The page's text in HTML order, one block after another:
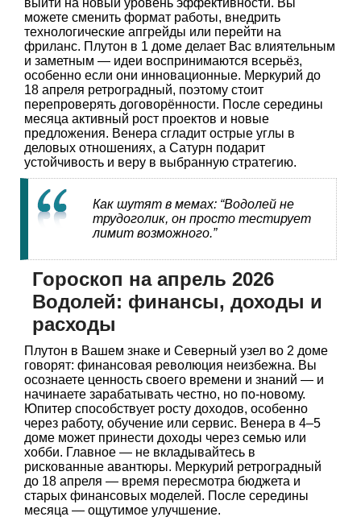
выйти на новый уровень эффективности. Вы
можете сменить формат работы, внедрить
технологические апгрейды или перейти на
фриланс. Плутон в 1 доме делает Вас влиятельным
и заметным — идеи воспринимаются всерьёз,
особенно если они инновационные. Меркурий до
18 апреля ретроградный, поэтому стоит
перепроверять договорённости. После середины
месяца активный рост проектов и новые
предложения. Венера сгладит острые углы в
деловых отношениях, а Сатурн подарит
устойчивость и веру в выбранную стратегию.
Как шутят в мемах: “Водолей не
трудоголик, он просто тестирует
лимит возможного.”
Гороскоп на апрель 2026
Водолей: финансы, доходы и
расходы
Плутон в Вашем знаке и Северный узел во 2 доме
говорят: финансовая революция неизбежна. Вы
осознаете ценность своего времени и знаний — и
начинаете зарабатывать честно, но по-новому.
Юпитер способствует росту доходов, особенно
через работу, обучение или сервис. Венера в 4–5
доме может принести доходы через семью или
хобби. Главное — не вкладывайтесь в
рискованные авантюры. Меркурий ретроградный
до 18 апреля — время пересмотра бюджета и
старых финансовых моделей. После середины
месяца — ощутимое улучшение.